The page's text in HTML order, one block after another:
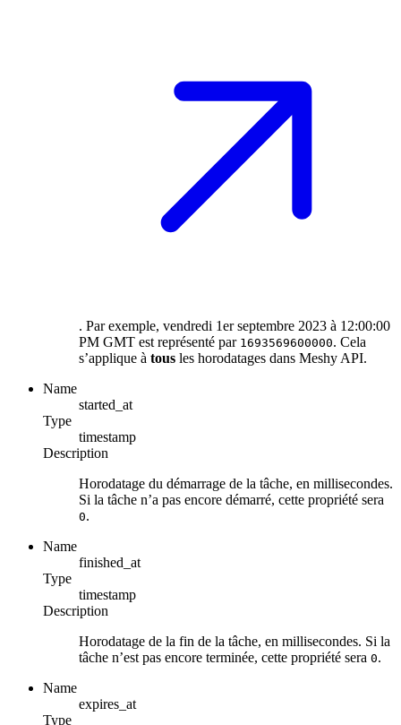
. Par exemple, vendredi 1er septembre 2023 à 12:00:00
PM GMT est représenté par 1693569600000. Cela
s’applique à tous les horodatages dans Meshy API.
Name
started_at
Type
timestamp
Description
Horodatage du démarrage de la tâche, en millisecondes.
Si la tâche n’a pas encore démarré, cette propriété sera
0.
Name
finished_at
Type
timestamp
Description
Horodatage de la fin de la tâche, en millisecondes. Si la
tâche n’est pas encore terminée, cette propriété sera 0.
Name
expires_at
Type